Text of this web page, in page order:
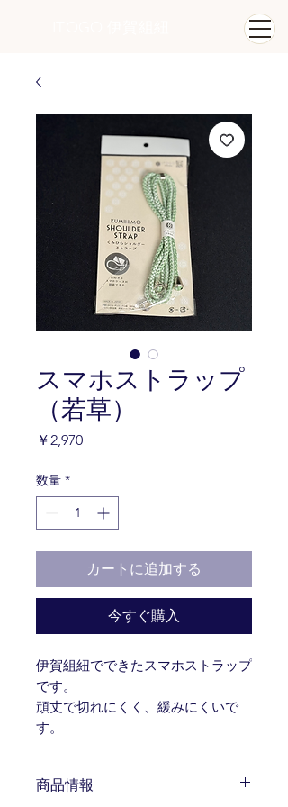
スマホストラップ
（若草）
￥2,970価
数量 *
カートに追加する
今すぐ購入
伊賀組紐でできたスマホストラップ
です。
頑丈で切れにくく、緩みにくいで
す。
商品情報